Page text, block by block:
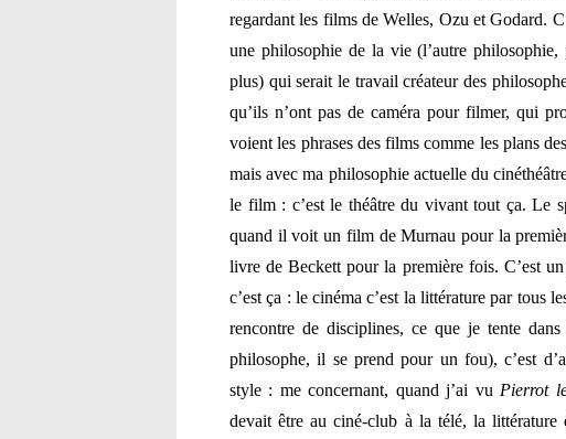
regardant les films de Welles, Ozu et Godard.
une philosophie de la vie (l’autre philosophie,
plus) qui serait le travail créateur des
qu’ils n’ont pas de caméra pour filmer, qui
voient les phrases des films comme les plans
mais avec ma philosophie actuelle du
le film : c’est le théâtre du vivant tout ça. Le
quand il voit un film de Murnau pour la
livre de Beckett pour la première fois. C’est
c’est ça : le cinéma c’est la littérature par tous
rencontre de disciplines, ce que je tente
philosophe, il se prend pour un fou), c’est
style : me concernant, quand j’ai vu Pierrot
devait être au ciné-club à la télé, la